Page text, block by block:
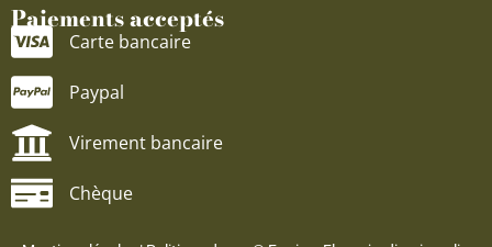
Paiements acceptés
Carte bancaire
Paypal
Virement bancaire
Chèque